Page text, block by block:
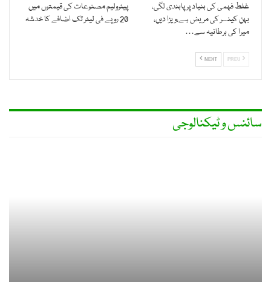
غلط فہمی کی بنیاد پر پابندی لگی،
بہن کینسر کی مریض ہے،ویزا دیں،
میرا کی برطانیہ سے…
پیٹرولیم مصنوعات کی قیمتوں میں
20 روپے فی لیٹر تک اضافے کا خدشہ
NEXT
سائنس و ٹیکنالوجی